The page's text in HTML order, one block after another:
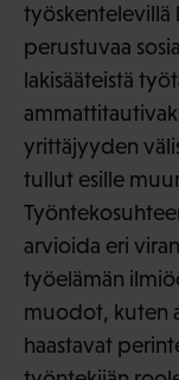
työskentelevillä
perustuvaa
lakisääteistä
yrittäjyyden
tullut esille
arvioida eri
työelämän
muodot, kuten
haastavat